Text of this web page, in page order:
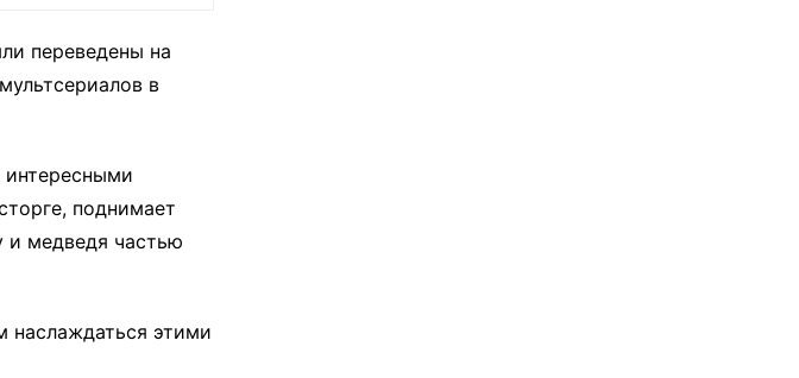
переведены на
в
поднимает
и медведя частью
наслаждаться этими